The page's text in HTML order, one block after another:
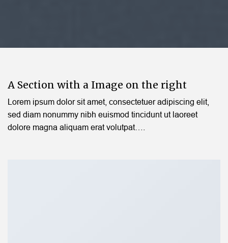
A Section with a Image on the right
Lorem ipsum dolor sit amet, consectetuer adipiscing elit,
sed diam nonummy nibh euismod tincidunt ut laoreet
dolore magna aliquam erat volutpat….